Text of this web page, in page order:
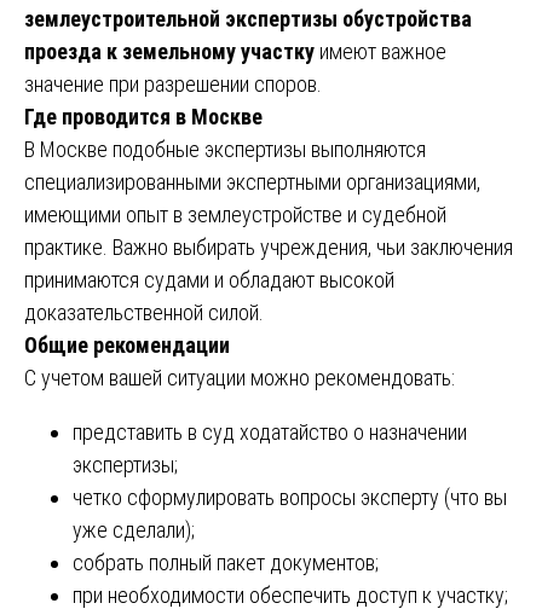
землеустроительной экспертизы обустройства
проезда к земельному участку имеют важное
значение при разрешении споров.
Где проводится в Москве
В Москве подобные экспертизы выполняются
специализированными экспертными организациями,
имеющими опыт в землеустройстве и судебной
практике. Важно выбирать учреждения, чьи заключения
принимаются судами и обладают высокой
доказательственной силой.
Общие рекомендации
С учетом вашей ситуации можно рекомендовать:
представить в суд ходатайство о назначении
экспертизы;
четко сформулировать вопросы эксперту (что вы
уже сделали);
собрать полный пакет документов;
при необходимости обеспечить доступ к участку;